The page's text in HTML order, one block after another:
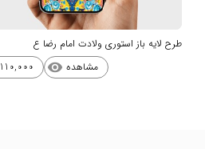
طرح لایه باز استوری ولادت امام رضا ع
مشاهده visibility
110,000